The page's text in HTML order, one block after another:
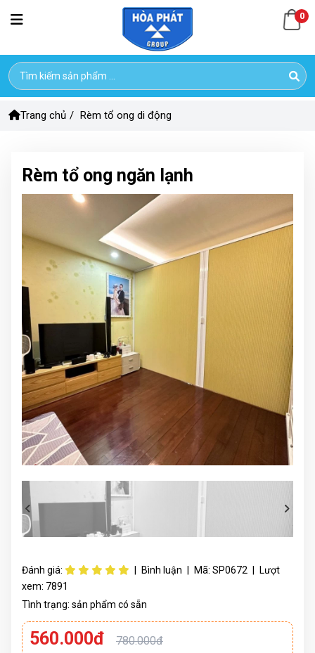
0
Trang chủ / Rèm tổ ong di động
Rèm tổ ong ngăn lạnh
Đánh giá: Bình luận Mã: SP0672
Lượt
xem: 7891
Tình trạng: sản phẩm có sẵn
560.000đ 780.000đ